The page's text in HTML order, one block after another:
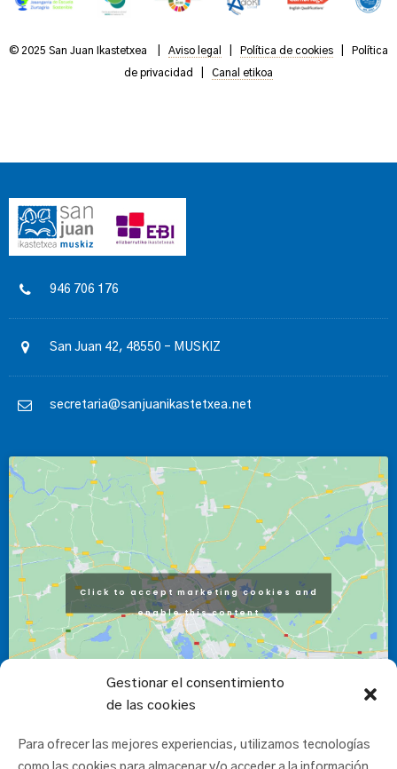
Gestionar el consentimiento
de las cookies
Para ofrecer las mejores experiencias, utilizamos tecnologías
© 2025 San Juan Ikastetxea | Aviso legal Política de cookies Política
de privacidad Canal etikoa
946 706 176
San Juan 42, 48550 – MUSKIZ
secretaria@sanjuanikastetxea.net
Click to accept marketing cookies and
enable this content